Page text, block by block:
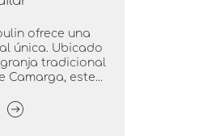
ofrece una
única. Ubicado
tradicional
Camarga, este...